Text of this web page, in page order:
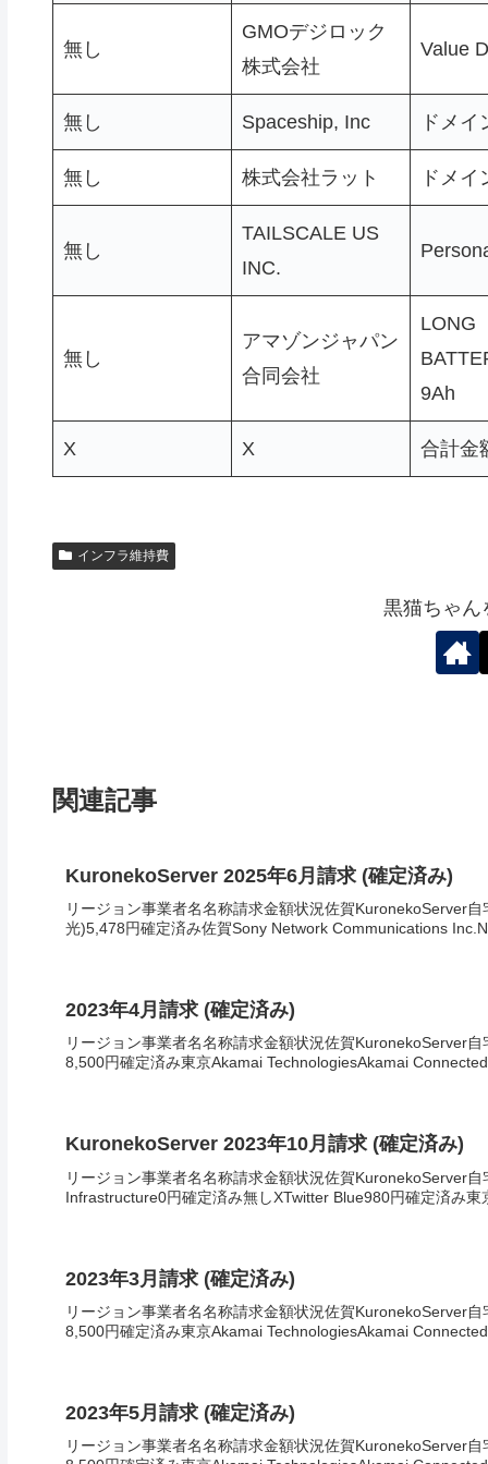
無し
GMOデジロック
株式会社
Value
無し Spaceship, Inc ドメイ
無し 株式会社ラット ドメイ
無し
TAILSCALE US
INC.
無し
アマゾンジャパン
合同会社
LONG
9Ah
X X 合計金
インフラ維持費
黒猫ちゃん
関連記事
KuronekoServer 2025年6月請求 (確定済み)
リージョン事業者名名称請求金額状況佐賀KuronekoServer
光)5,478円確定済み佐賀Sony Network Communications
2023年4月請求 (確定済み)
リージョン事業者名名称請求金額状況佐賀KuronekoServer
8,500円確定済み東京Akamai TechnologiesAkamai
KuronekoServer 2023年10月請求 (確定済み)
リージョン事業者名名称請求金額状況佐賀KuronekoServer
Infrastructure0円確定済み無しXTwitter Blue980円確定済み東
2023年3月請求 (確定済み)
リージョン事業者名名称請求金額状況佐賀KuronekoServer
8,500円確定済み東京Akamai TechnologiesAkamai
2023年5月請求 (確定済み)
リージョン事業者名名称請求金額状況佐賀KuronekoServer